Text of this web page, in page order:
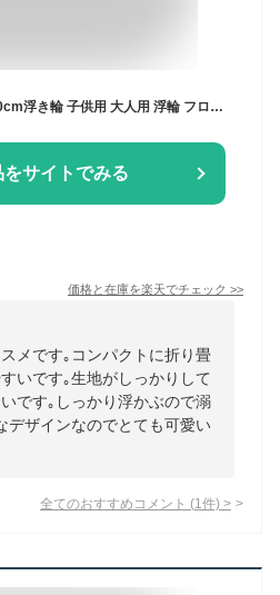
浮き輪 60cm 70cm 80cm 90cm浮き輪 子供用 大人用 浮輪 フロート かわいい 女の子 兼用 海 プール レジャー 夏休み おもちゃ 水泳 うきわ ブルー ピンク チェリー アウトドア ビーチグッズ 遊び 夏 水遊び 海水浴 インスタ映え 夏 水遊び 海水浴
をサイトでみる
価格と在庫を楽天でチェック >>
メです｡コンパクトに折り畳
いです｡生地がしっかりして
です｡しっかり浮かぶので溺
デザインなのでとても可愛い
全てのおすすめコメント (1 件) >